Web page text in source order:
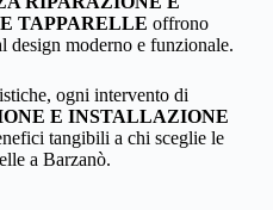
TAPPARELLE offrono
design moderno e funzionale.
ogni intervento di
E INSTALLAZIONE
tangibili a chi sceglie le
a Barzanò.